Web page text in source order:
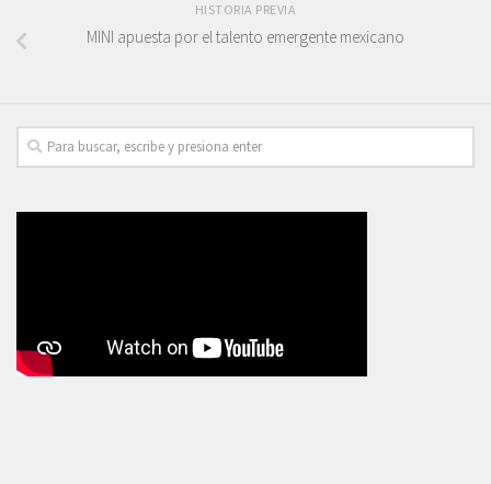
HISTORIA PREVIA
MINI apuesta por el talento emergente mexicano